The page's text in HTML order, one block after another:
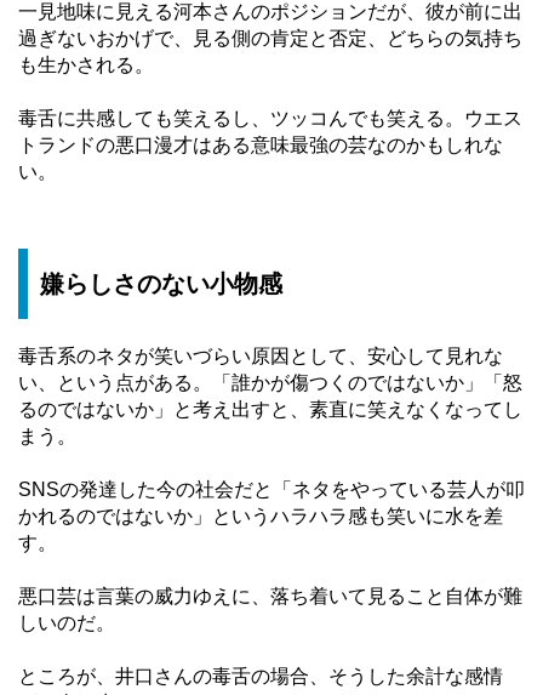
一見地味に見える河本さんのポジションだが、彼が前に出
過ぎないおかげで、見る側の肯定と否定、どちらの気持ち
も生かされる。
毒舌に共感しても笑えるし、ツッコんでも笑える。ウエス
トランドの悪口漫才はある意味最強の芸なのかもしれな
い。
嫌らしさのない小物感
毒舌系のネタが笑いづらい原因として、安心して見れな
い、という点がある。「誰かが傷つくのではないか」「怒
るのではないか」と考え出すと、素直に笑えなくなってし
まう。
SNSの発達した今の社会だと「ネタをやっている芸人が叩
かれるのではないか」というハラハラ感も笑いに水を差
す。
悪口芸は言葉の威力ゆえに、落ち着いて見ること自体が難
しいのだ。
ところが、井口さんの毒舌の場合、そうした余計な感情